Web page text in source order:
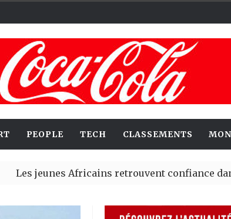
PEOPLE TECH CLASSEMENTS
Africains retrouvent confiance dans